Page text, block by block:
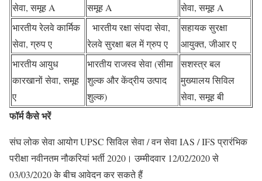
सेवा, समूह A
समूह A
सेवा, समूह A
भारतीय रेलवे कार्मिक
सेवा, ग्रुप ए
भारतीय रक्षा संपदा सेवा,
रेलवे सुरक्षा बल में ग्रुप ए
सहायक सुरक्षा
आयुक्त, जीआर ए
भारतीय आयुध
कारखानों सेवा, समूह
ए
भारतीय राजस्व सेवा (सीमा
शुल्क और केंद्रीय उत्पाद
शुल्क)
सशस्त्र बल
मुख्यालय सिविल
सेवा, समूह बी
फॉर्म कैसे भरें
संघ लोक सेवा आयोग UPSC सिविल सेवा / वन सेवा IAS / IFS प्रारंभिक
परीक्षा नवीनतम नौकरियां भर्ती 2020। उम्मीदवार 12/02/2020 से
03/03/2020 के बीच आवेदन कर सकते हैं